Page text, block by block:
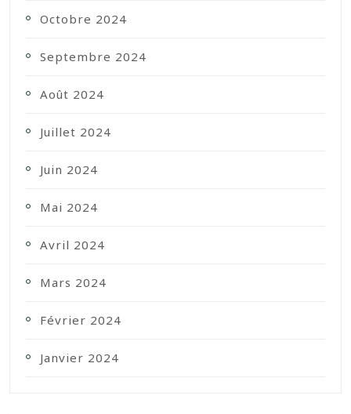
Octobre 2024
Septembre 2024
Août 2024
Juillet 2024
Juin 2024
Mai 2024
Avril 2024
Mars 2024
Février 2024
Janvier 2024